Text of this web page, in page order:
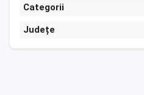
Categorii
Județe